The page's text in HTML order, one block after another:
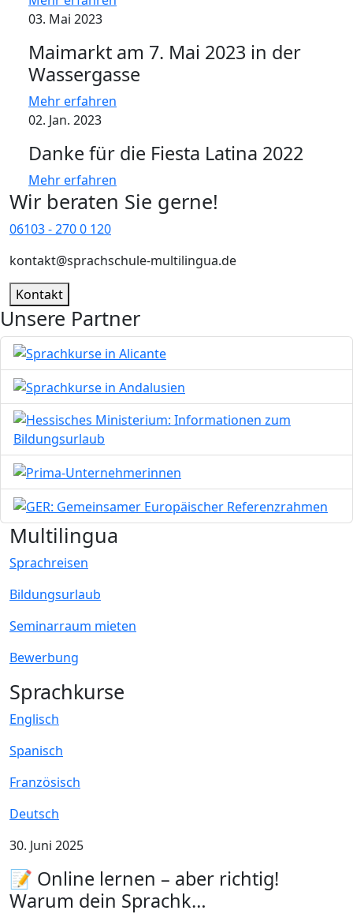
03. Mai 2023
Maimarkt am 7. Mai 2023 in der
Wassergasse
Mehr erfahren
02. Jan. 2023
Danke für die Fiesta Latina 2022
Mehr erfahren
Wir beraten Sie gerne!
06103 - 270 0 120
kontakt@sprachschule-multilingua.de
Kontakt
Unsere Partner
Bild
Bild
Bild
Bild
Bild
Multilingua
Sprachreisen
Bildungsurlaub
Seminarraum mieten
Bewerbung
Sprachkurse
Englisch
Spanisch
Französisch
Deutsch
30. Juni 2025
📝 Online lernen – aber richtig!
Warum dein Sprachk…